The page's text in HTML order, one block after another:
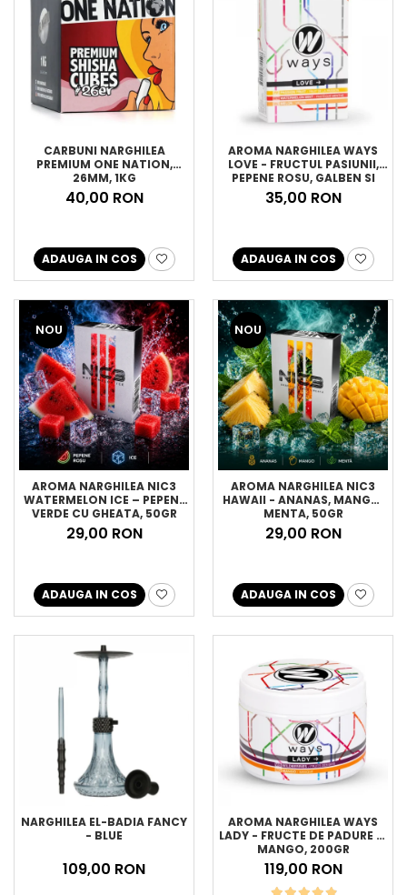
CARBUNI NARGHILEA
PREMIUM ONE NATION,
26MM, 1KG
40,00 RON
ADAUGA IN COS
AROMA NARGHILEA WAYS
LOVE - FRUCTUL PASIUNII,
PEPENE ROSU, GALBEN SI
MENTA, 50GR
35,00 RON
ADAUGA IN COS
NOU
AROMA NARGHILEA NIC3
WATERMELON ICE – PEPENE
VERDE CU GHEATA, 50GR
29,00 RON
ADAUGA IN COS
NOU
AROMA NARGHILEA NIC3
HAWAII - ANANAS, MANGO,
MENTA, 50GR
29,00 RON
ADAUGA IN COS
NARGHILEA EL-BADIA FANCY
- BLUE
109,00 RON
AROMA NARGHILEA WAYS
LADY - FRUCTE DE PADURE SI
MANGO, 200GR
119,00 RON